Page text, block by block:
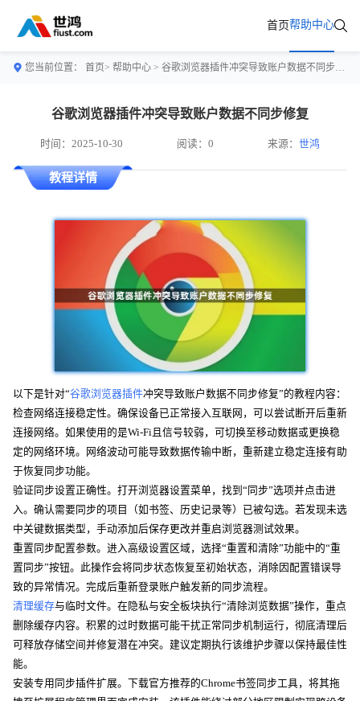
首页帮助中心
您当前位置： 首页> 帮助中心 > 谷歌浏览器插件冲突导致账户数据不同步修复
谷歌浏览器插件冲突导致账户数据不同步修复
时间：2025-10-30 阅读：0 来源：世鸿
教程详情
以下是针对“谷歌浏览器插件冲突导致账户数据不同步修复”的教程内容：
检查网络连接稳定性。确保设备已正常接入互联网，可以尝试断开后重新
连接网络。如果使用的是Wi-Fi且信号较弱，可切换至移动数据或更换稳
定的网络环境。网络波动可能导致数据传输中断，重新建立稳定连接有助
于恢复同步功能。
验证同步设置正确性。打开浏览器设置菜单，找到“同步”选项并点击进
入。确认需要同步的项目（如书签、历史记录等）已被勾选。若发现未选
中关键数据类型，手动添加后保存更改并重启浏览器测试效果。
重置同步配置参数。进入高级设置区域，选择“重置和清除”功能中的“重
置同步”按钮。此操作会将同步状态恢复至初始状态，消除因配置错误导
致的异常情况。完成后重新登录账户触发新的同步流程。
清理缓存与临时文件。在隐私与安全板块执行“清除浏览数据”操作，重点
删除缓存内容。积累的过时数据可能干扰正常同步机制运行，彻底清理后
可释放存储空间并修复潜在冲突。建议定期执行该维护步骤以保持最佳性
能。
安装专用同步插件扩展。下载官方推荐的Chrome书签同步工具，将其拖